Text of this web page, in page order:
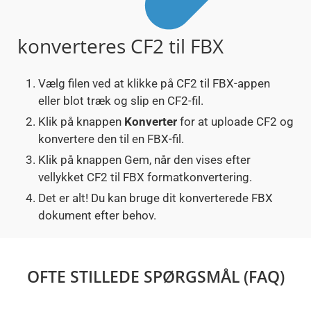
konverteres CF2 til FBX
Vælg filen ved at klikke på CF2 til FBX-appen
eller blot træk og slip en CF2-fil.
Klik på knappen Konverter for at uploade CF2 og
konvertere den til en FBX-fil.
Klik på knappen Gem, når den vises efter
vellykket CF2 til FBX formatkonvertering.
Det er alt! Du kan bruge dit konverterede FBX
dokument efter behov.
OFTE STILLEDE SPØRGSMÅL (FAQ)